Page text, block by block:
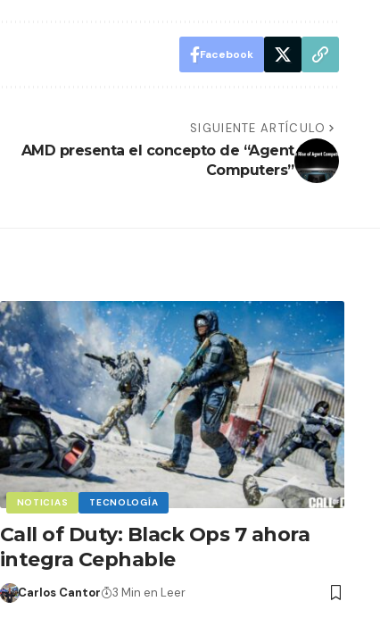
Facebook
SIGUIENTE ARTÍCULO
AMD presenta el concepto de “Agent
Computers”
NOTICIAS TECNOLOGÍA
Call of Duty: Black Ops 7 ahora
integra Cephable
Carlos Cantor 3 Min en Leer